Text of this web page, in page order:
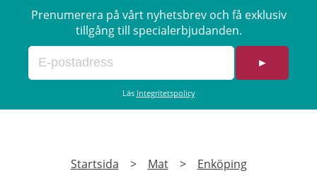
Prenumerera på vårt nyhetsbrev och få exklusiv
tillgång till specialerbjudanden.
►
Läs Integritetspolicy
Startsida > Mat > Enköping